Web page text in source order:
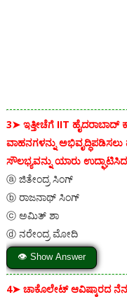
3➤ ಇತ್ತೀಚೆಗೆ IIT ಹೈದರಾಬಾದ್
ವಾಹನಗಳನ್ನು
ಸೌಲಭ್ಯವನ್ನು ಯಾರು
ⓐ ಜಿತೇಂದ್ರ ಸಿಂಗ್
ⓑ ರಾಜನಾಥ್ ಸಿಂಗ್
ⓒ ಅಮಿತ್ ಶಾ
ⓓ ನರೇಂದ್ರ ಮೋದಿ
👁 Show Answer
4➤ ಚಾಕೊಲೇಟ್ ಆವಿಷ್ಕಾರದ